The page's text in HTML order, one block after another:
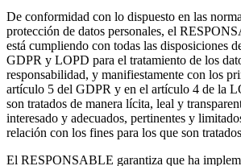
De conformidad con lo dispuesto en las
protección de datos personales, el
está cumpliendo con todas las disposiciones
GDPR y LOPD para el tratamiento de los
responsabilidad, y manifiestamente con los
artículo 5 del GDPR y en el artículo 4 de la
son tratados de manera lícita, leal y
interesado y adecuados, pertinentes y
relación con los fines para los que son
El RESPONSABLE garantiza que ha